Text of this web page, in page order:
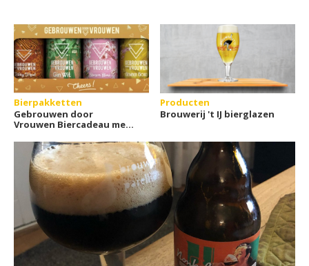
Bierpakketten
Gebrouwen door
Vrouwen Biercadeau met
Producten
Brouwerij 't IJ bierglazen